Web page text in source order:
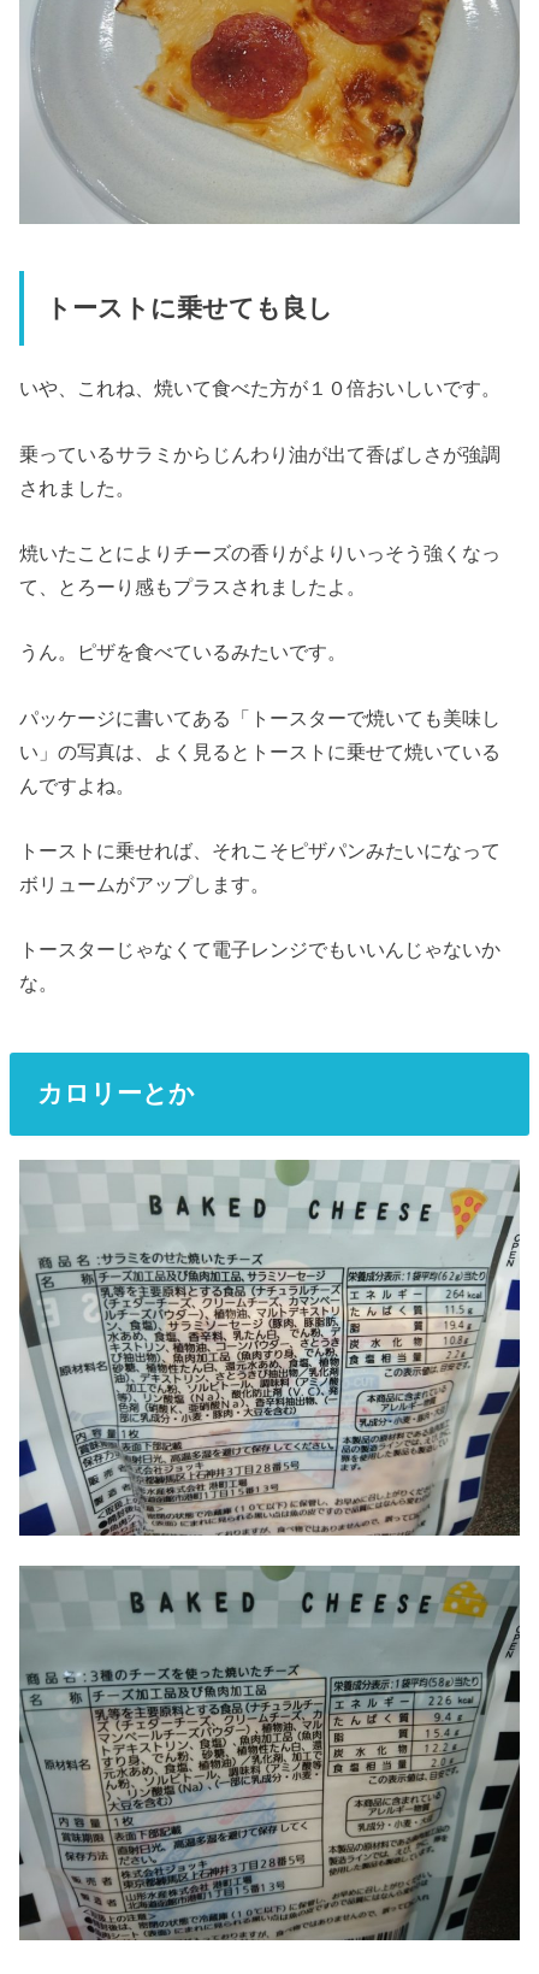
トーストに乗せても良し
いや、これね、焼いて食べた方が１０倍おいしいです。
乗っているサラミからじんわり油が出て香ばしさが強調
されました。
焼いたことによりチーズの香りがよりいっそう強くなっ
て、とろーり感もプラスされましたよ。
うん。ピザを食べているみたいです。
パッケージに書いてある「トースターで焼いても美味し
い」の写真は、よく見るとトーストに乗せて焼いている
んですよね。
トーストに乗せれば、それこそピザパンみたいになって
ボリュームがアップします。
トースターじゃなくて電子レンジでもいいんじゃないか
な。
カロリーとか